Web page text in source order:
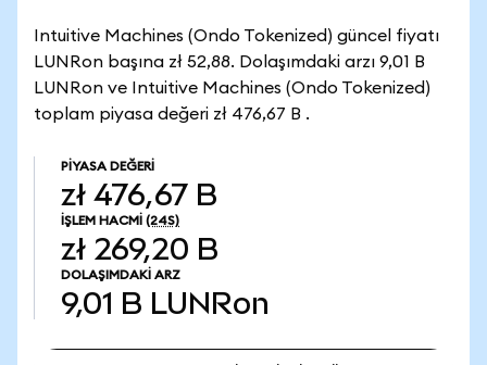
Intuitive Machines (Ondo Tokenized) güncel fiyatı
LUNRon başına zł 52,88. Dolaşımdaki arzı 9,01 B
LUNRon ve Intuitive Machines (Ondo Tokenized)
toplam piyasa değeri zł 476,67 B .
PIYASA DEĞERI
zł 476,67 B
İŞLEM HACMI (24S)
zł 269,20 B
DOLAŞIMDAKI ARZ
9,01 B LUNRon